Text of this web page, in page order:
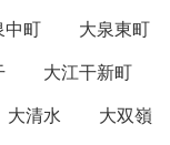
中町 大泉東町
大江干新町
大清水 大双嶺